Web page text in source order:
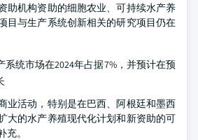
助机构资助的细胞农业、可持续水产养
目与生产系统创新相关的研究项目仍在
统市场在2024年占据7%，并预计在预
业活动，特别是在巴西、阿根廷和墨西
大的水产养殖现代化计划和新资助的可
。